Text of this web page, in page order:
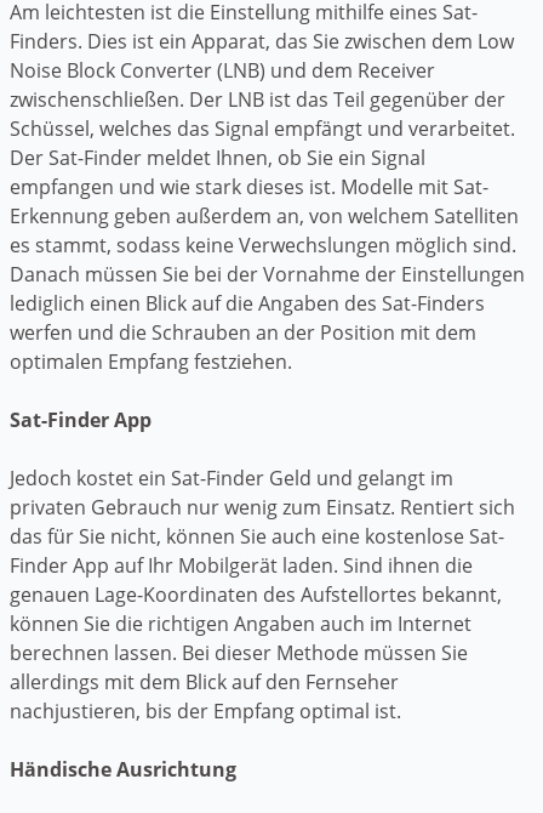
Am leichtesten ist die Einstellung mithilfe eines Sat-
Finders. Dies ist ein Apparat, das Sie zwischen dem Low
Noise Block Converter (LNB) und dem Receiver
zwischenschließen. Der LNB ist das Teil gegenüber der
Schüssel, welches das Signal empfängt und verarbeitet.
Der Sat-Finder meldet Ihnen, ob Sie ein Signal
empfangen und wie stark dieses ist. Modelle mit Sat-
Erkennung geben außerdem an, von welchem Satelliten
es stammt, sodass keine Verwechslungen möglich sind.
Danach müssen Sie bei der Vornahme der Einstellungen
lediglich einen Blick auf die Angaben des Sat-Finders
werfen und die Schrauben an der Position mit dem
optimalen Empfang festziehen.
Sat-Finder App
Jedoch kostet ein Sat-Finder Geld und gelangt im
privaten Gebrauch nur wenig zum Einsatz. Rentiert sich
das für Sie nicht, können Sie auch eine kostenlose Sat-
Finder App auf Ihr Mobilgerät laden. Sind ihnen die
genauen Lage-Koordinaten des Aufstellortes bekannt,
können Sie die richtigen Angaben auch im Internet
berechnen lassen. Bei dieser Methode müssen Sie
allerdings mit dem Blick auf den Fernseher
nachjustieren, bis der Empfang optimal ist.
Händische Ausrichtung